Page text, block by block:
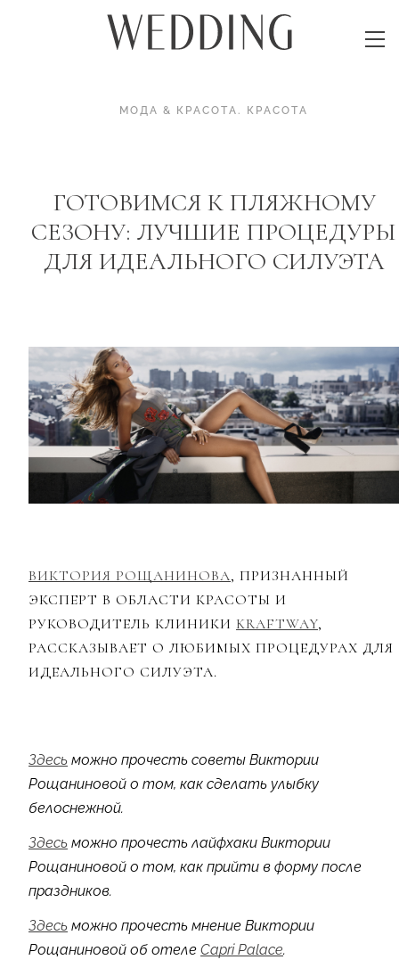
МОДА & КРАСОТА. КРАСОТА
ГОТОВИМСЯ К ПЛЯЖНОМУ
СЕЗОНУ: ЛУЧШИЕ ПРОЦЕДУРЫ
ДЛЯ ИДЕАЛЬНОГО СИЛУЭТА
ВИКТОРИЯ РОЩАНИНОВА, ПРИЗНАННЫЙ
ЭКСПЕРТ В ОБЛАСТИ КРАСОТЫ И
РУКОВОДИТЕЛЬ КЛИНИКИ KRAFTWAY,
РАССКАЗЫВАЕТ О ЛЮБИМЫХ ПРОЦЕДУРАХ ДЛЯ
ИДЕАЛЬНОГО СИЛУЭТА.
Здесь можно прочесть советы Виктории
Рощаниновой о том, как сделать улыбку
белоснежной.
Здесь можно прочесть лайфхаки Виктории
Рощаниновой о том, как прийти в форму после
праздников.
Здесь можно прочесть мнение Виктории
Рощаниновой об отеле Capri Palace.